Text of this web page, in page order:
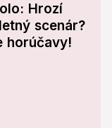
Hrozí
scenár?
horúčavy!